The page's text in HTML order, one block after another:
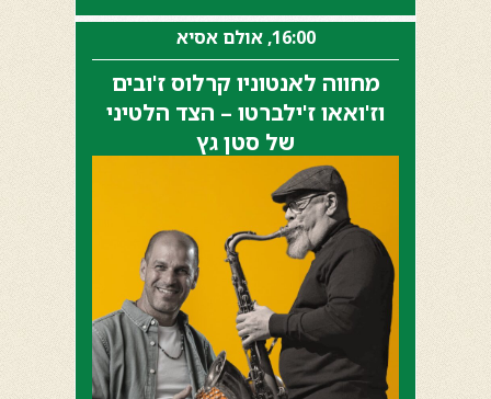
16:00, אולם אסיא
מחווה לאנטוניו קרלוס ז'ובים
וז'ואאו ז'ילברטו – הצד הלטיני
של סטן גץ